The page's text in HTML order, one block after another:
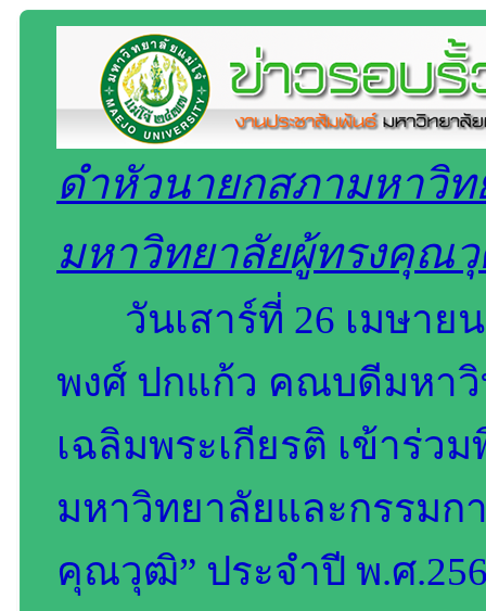
ดำหัวนายกสภามหาวิ
มหาวิทยาลัยผู้ทรงคุณ
วันเสาร์ที่ 26 เมษาย
พงศ์ ปกแก้ว คณบดีมหา
เฉลิมพระเกียรติ เข้าร่ว
มหาวิทยาลัยและกรรมก
คุณวุฒิ” ประจำปี พ.ศ